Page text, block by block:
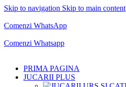
Skip to navigation Skip to main content
Comenzi WhatsApp
Comenzi Whatsapp
PRIMA PAGINA
JUCARII PLUS